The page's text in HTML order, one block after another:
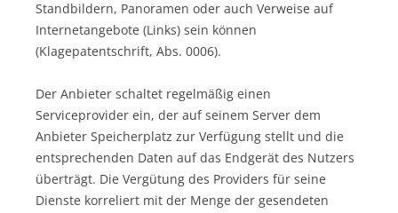
Standbildern, Panoramen oder auch Verweise auf
Internetangebote (Links) sein können
(Klagepatentschrift, Abs. 0006).
Der Anbieter schaltet regelmäßig einen
Serviceprovider ein, der auf seinem Server dem
Anbieter Speicherplatz zur Verfügung stellt und die
entsprechenden Daten auf das Endgerät des Nutzers
überträgt. Die Vergütung des Providers für seine
Dienste korreliert mit der Menge der gesendeten